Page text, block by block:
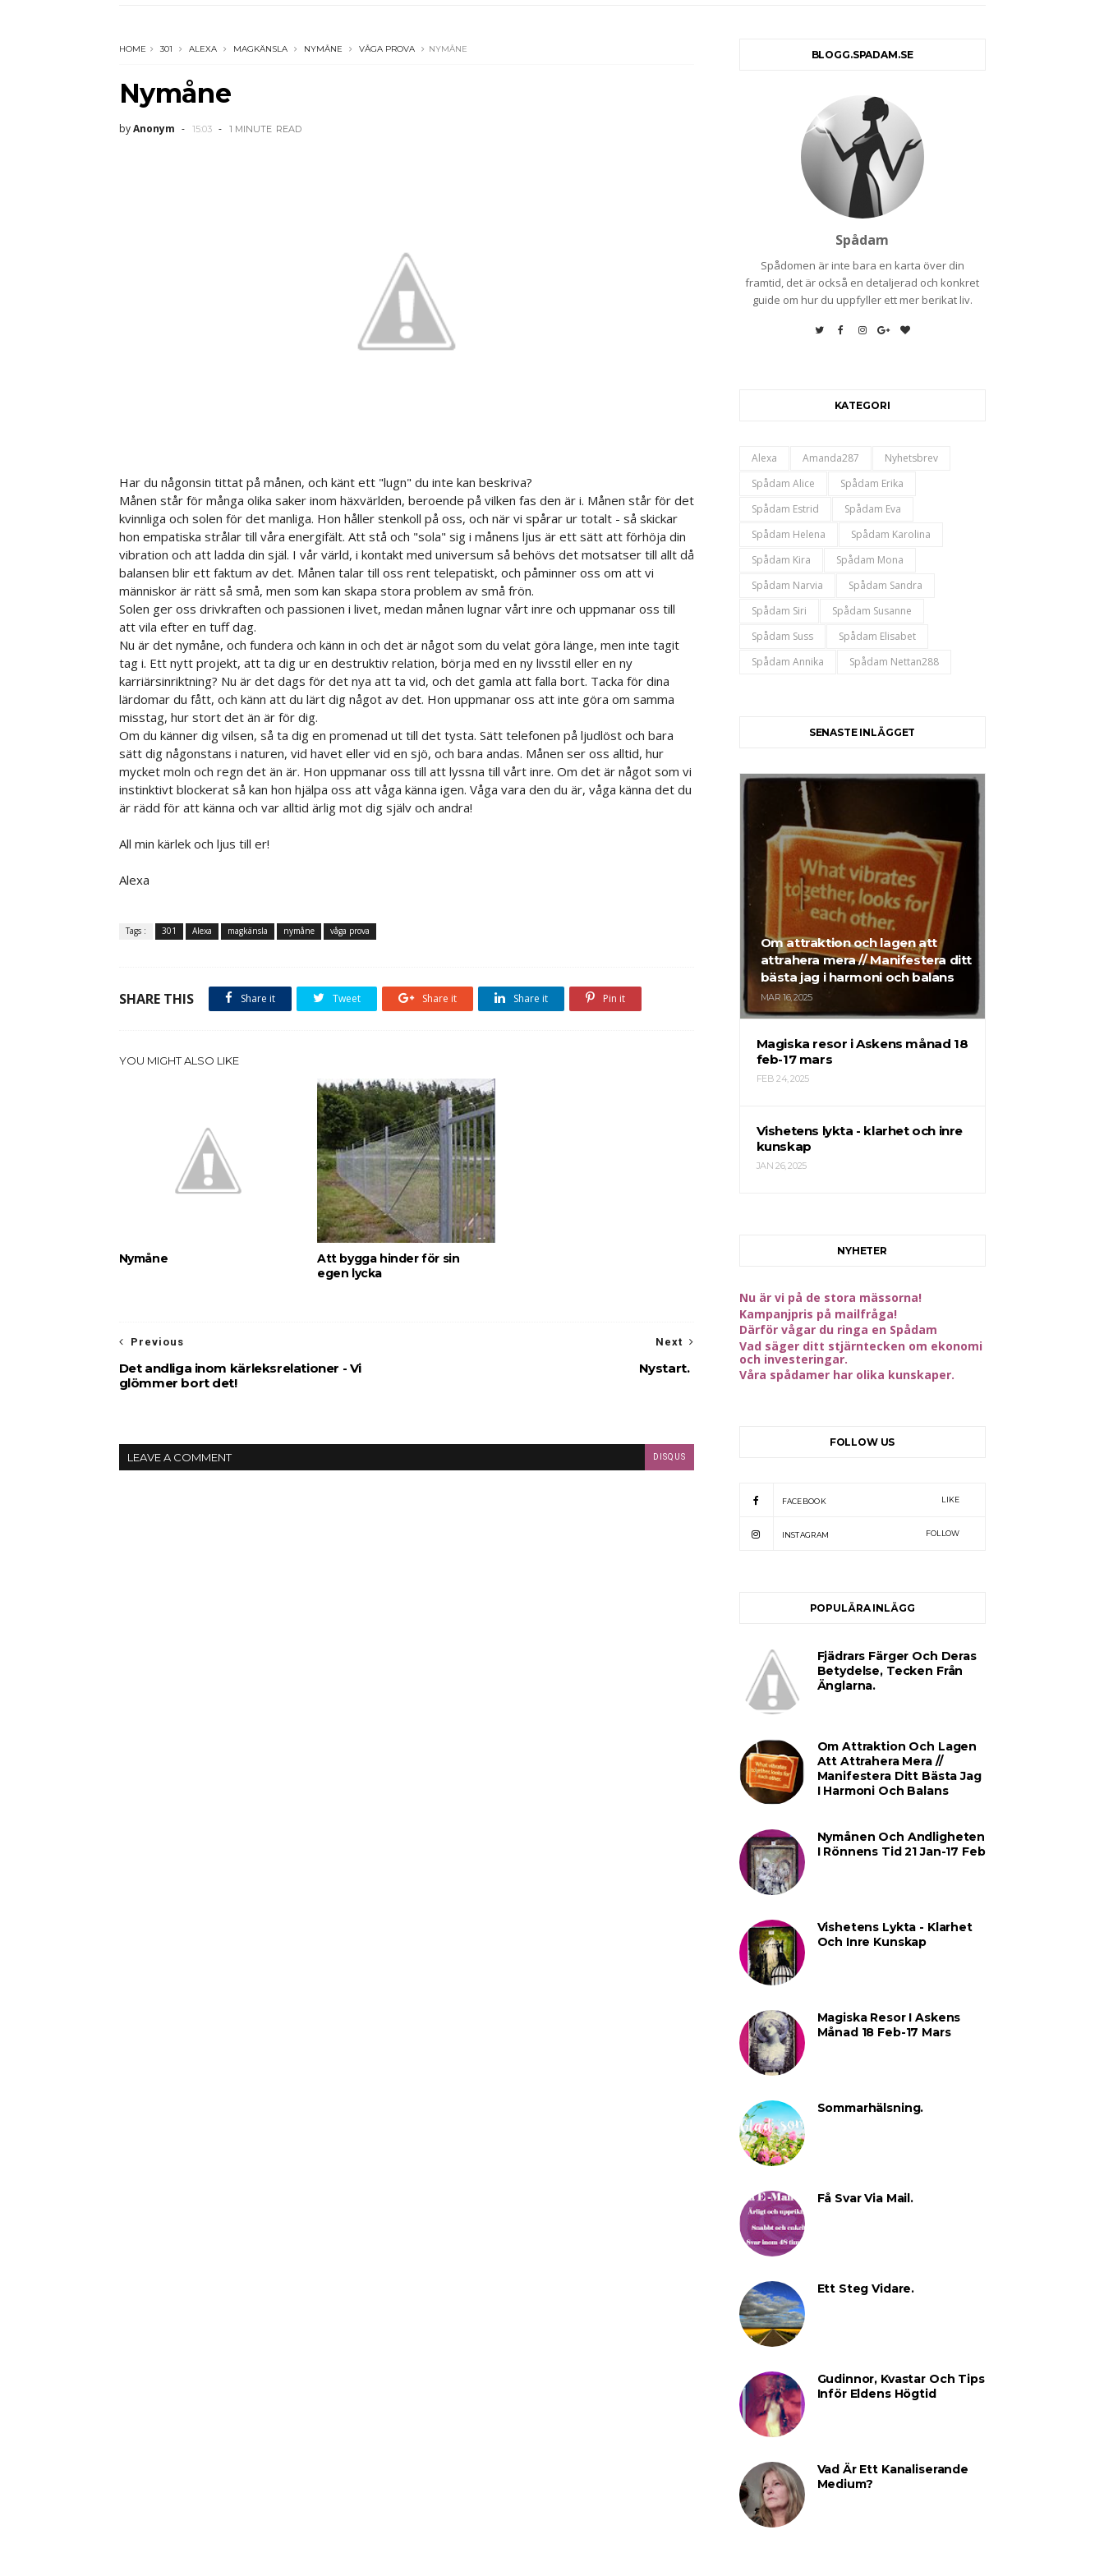
HOME 301 ALEXA MAGKÄNSLA NYMÅNE VÅGA PROVA NYMÅNE
Nymåne
byAnonym 15:03 1 MINUTE READ
Har du någonsin tittat på månen, och känt ett "lugn" du inte kan beskriva?
Månen står för många olika saker inom häxvärlden, beroende på vilken fas den är i. Månen står för det
kvinnliga och solen för det manliga. Hon håller stenkoll på oss, och när vi spårar ur totalt - så skickar
hon empatiska strålar till våra energifält. Att stå och "sola" sig i månens ljus är ett sätt att förhöja din
vibration och att ladda din själ. I vår värld, i kontakt med universum så behövs det motsatser till allt då
balansen blir ett faktum av det. Månen talar till oss rent telepatiskt, och påminner oss om att vi
människor är rätt så små, men som kan skapa stora problem av små frön.
Solen ger oss drivkraften och passionen i livet, medan månen lugnar vårt inre och uppmanar oss till
att vila efter en tuff dag.
Nu är det nymåne, och fundera och känn in och det är något som du velat göra länge, men inte tagit
tag i. Ett nytt projekt, att ta dig ur en destruktiv relation, börja med en ny livsstil eller en ny
karriärsinriktning? Nu är det dags för det nya att ta vid, och det gamla att falla bort. Tacka för dina
lärdomar du fått, och känn att du lärt dig något av det. Hon uppmanar oss att inte göra om samma
misstag, hur stort det än är för dig.
Om du känner dig vilsen, så ta dig en promenad ut till det tysta. Sätt telefonen på ljudlöst och bara
sätt dig någonstans i naturen, vid havet eller vid en sjö, och bara andas. Månen ser oss alltid, hur
mycket moln och regn det än är. Hon uppmanar oss till att lyssna till vårt inre. Om det är något som vi
instinktivt blockerat så kan hon hjälpa oss att våga känna igen. Våga vara den du är, våga känna det du
är rädd för att känna och var alltid ärlig mot dig själv och andra!
All min kärlek och ljus till er!
Alexa
Tags : 301 Alexa magkänsla nymåne våga prova
SHARE THIS Share it Tweet Share it Share it Pin it
YOU MIGHT ALSO LIKE
Nymåne
Att bygga hinder för sin
egen lycka
Next
Nystart.
Previous
Det andliga inom kärleksrelationer - Vi
glömmer bort det!
LEAVE A COMMENT DISQUS
BLOGG.SPADAM.SE
Spådam
Spådomen är inte bara en karta över din
framtid, det är också en detaljerad och konkret
guide om hur du uppfyller ett mer berikat liv.
KATEGORI
Alexa Amanda287
Nyhetsbrev
Spådam Alice
Spådam Erika
Spådam Estrid
Spådam Eva
Spådam Helena
Spådam Karolina
Spådam Kira
Spådam Mona
Spådam Narvia
Spådam Sandra
Spådam Siri
Spådam Susanne
Spådam Suss
Spådam Elisabet
Spådam Annika
Spådam Nettan288
SENASTE INLÄGGET
Om attraktion och lagen att
attrahera mera // Manifestera ditt
bästa jag i harmoni och balans
MAR 16, 2025
Magiska resor i Askens månad 18
feb-17 mars
FEB 24, 2025
Vishetens lykta - klarhet och inre
kunskap
JAN 26, 2025
NYHETER
Nu är vi på de stora mässorna!
Kampanjpris på mailfråga!
Därför vågar du ringa en Spådam
Vad säger ditt stjärntecken om ekonomi
och investeringar.
Våra spådamer har olika kunskaper.
FOLLOW US
FACEBOOK LIKE
INSTAGRAM FOLLOW
POPULÄRA INLÄGG
Fjädrars Färger Och Deras
Betydelse, Tecken Från
Änglarna.
Om Attraktion Och Lagen
Att Attrahera Mera //
Manifestera Ditt Bästa Jag
I Harmoni Och Balans
Nymånen Och Andligheten
I Rönnens Tid 21 Jan-17 Feb
Vishetens Lykta - Klarhet
Och Inre Kunskap
Magiska Resor I Askens
Månad 18 Feb-17 Mars
Sommarhälsning.
Få Svar Via Mail.
Ett Steg Vidare.
Gudinnor, Kvastar Och Tips
Inför Eldens Högtid
Vad Är Ett Kanaliserande
Medium?